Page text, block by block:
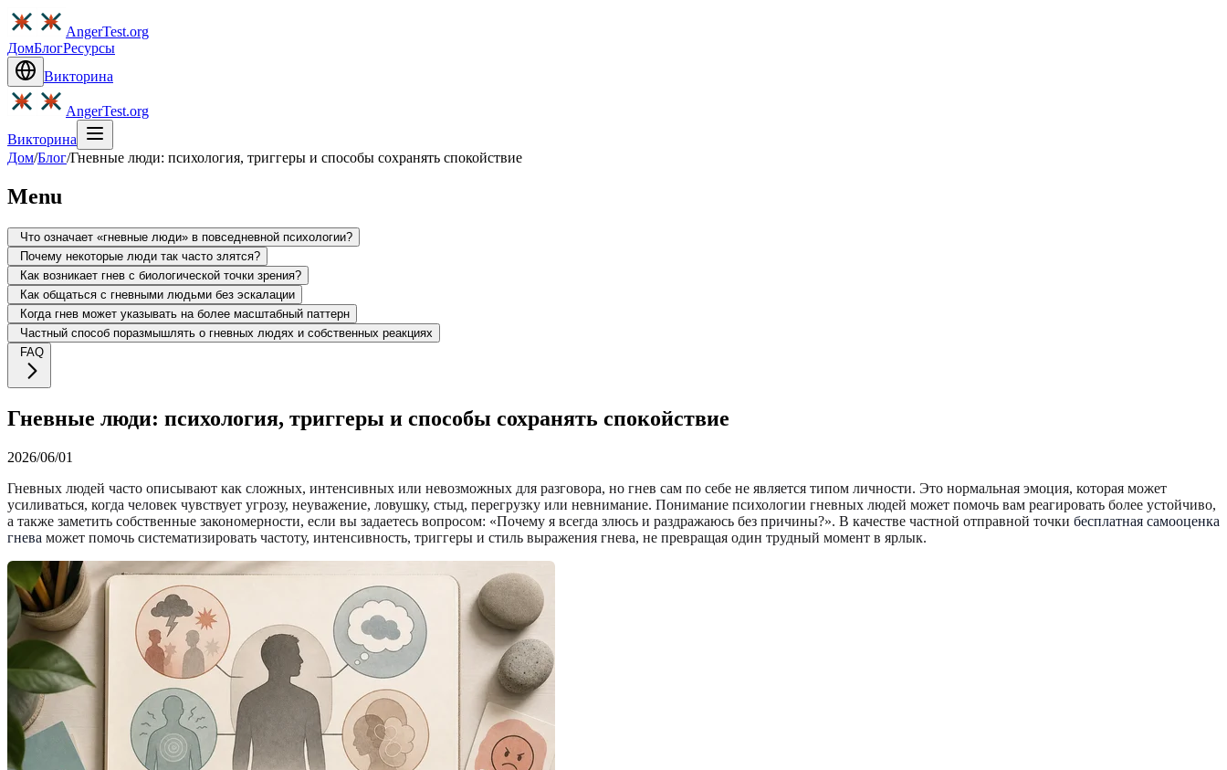
AngerTest.org
ДомБлогРесурсы
Викторина
AngerTest.org
Викторина
Дом/Блог/Гневные люди: психология, триггеры и способы сохранять спокойствие
Menu
Что означает «гневные люди» в повседневной психологии?
Почему некоторые люди так часто злятся?
Как возникает гнев с биологической точки зрения?
Как общаться с гневными людьми без эскалации
Когда гнев может указывать на более масштабный паттерн
Частный способ поразмышлять о гневных людях и собственных реакциях
FAQ
Гневные люди: психология, триггеры и способы сохранять спокойствие
2026/06/01
Гневных людей часто описывают как сложных, интенсивных или невозможных для разговора, но гнев сам по себе не является типом личности. Это нормальная эмоция, которая может
усиливаться, когда человек чувствует угрозу, неуважение, ловушку, стыд, перегрузку или невнимание. Понимание психологии гневных людей может помочь вам реагировать более устойчиво,
а также заметить собственные закономерности, если вы задаетесь вопросом: «Почему я всегда злюсь и раздражаюсь без причины?». В качестве частной отправной точки бесплатная самооценка
гнева может помочь систематизировать частоту, интенсивность, триггеры и стиль выражения гнева, не превращая один трудный момент в ярлык.